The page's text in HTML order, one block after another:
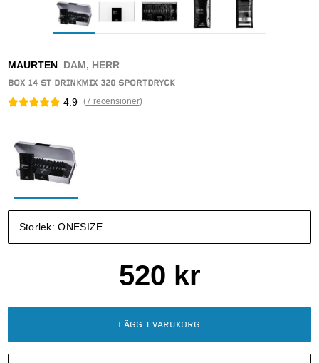
MAURTEN DAM, HERR
BOX 14 ST DRINKMIX 320 SPORTDRYCK
4.9 (7 recensioner)
Storlek:ONESIZE
520 kr
LÄGG I VARUKORG